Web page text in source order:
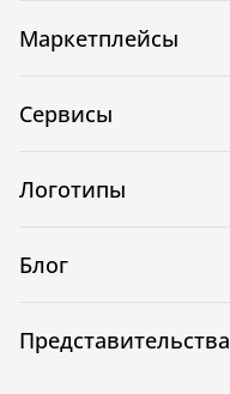
Маркетплейсы
Сервисы
Логотипы
Блог
Представительства